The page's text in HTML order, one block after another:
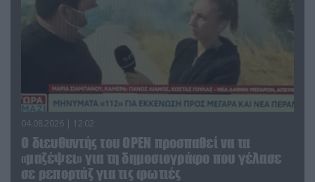
04.08.2026 | 12:02
O διευθυντής του OPEN προσπαθεί να τα
«μαζέψει» για τη δημοσιογράφο που γέλασε
σε ρεπορτάζ για τις φωτιές